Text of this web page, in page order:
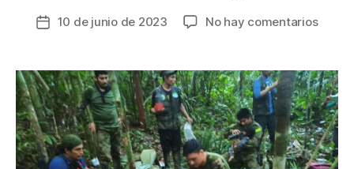
Fecha
entrada
10 de junio de 2023 No hay comentariosen
en
la
selva
del
son